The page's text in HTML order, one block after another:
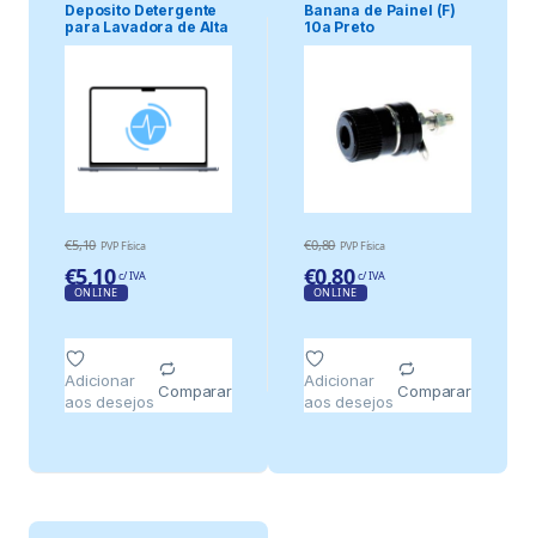
Deposito Detergente
para Lavadora de Alta
Pressão
€5,10 PVP Física
€5,10 c/ IVA
ONLINE
Adicionar
aos desejos
Comparar
Banana de Painel (F)
10a Preto
€0,80 PVP Física
€0,80 c/ IVA
ONLINE
Adicionar
aos desejos
Comparar